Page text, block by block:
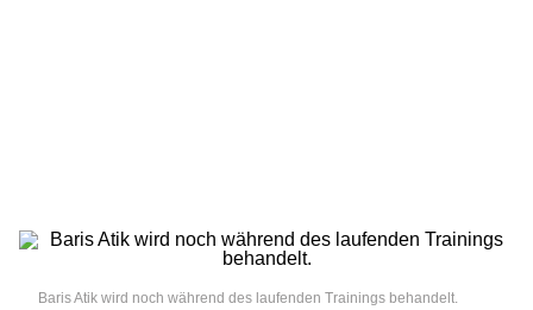
Baris Atik wird noch während des laufenden Trainings behandelt.